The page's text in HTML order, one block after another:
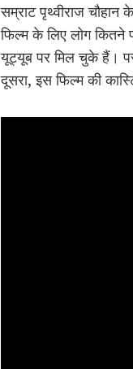
सम्राट पृथ्वीराज
फिल्म के लिए लोग
यूट्यूब पर मिल चुके हैं।
दूसरा, इस फिल्म की